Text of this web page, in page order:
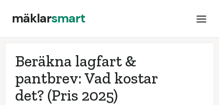
mäklarsmart
Beräkna lagfart &
pantbrev: Vad kostar
det? (Pris 2025)